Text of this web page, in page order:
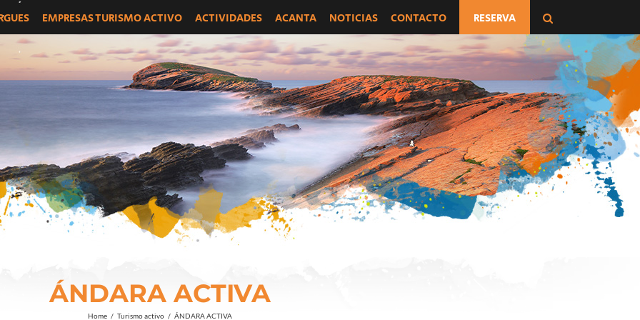
EMPRESAS TURISMO ACTIVO ACTIVIDADES ACANTA NOTICIAS CONTACTO RESERVA
ÁNDARA ACTIVA
Home / Turismo activo / ÁNDARA ACTIVA